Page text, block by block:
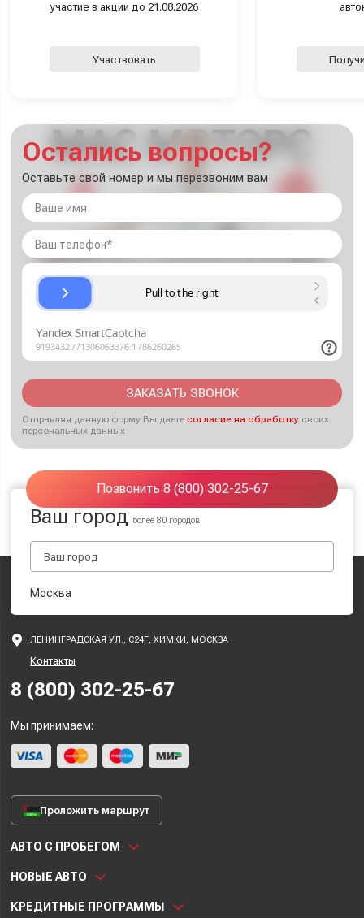
участие в акции до 21.08.2026
Участвовать
Остались вопросы?
Оставьте свой номер и мы перезвоним вам
ЗАКАЗАТЬ ЗВОНОК
Отправляя данную форму Вы даетесогласие на обработку своих
персональных данных
Позвонить 8 (800) 302-25-67
Ваш городболее 80 городов
Москва
ЛЕНИНГРАДСКАЯ УЛ., С24Г, ХИМКИ, МОСКВА
Контакты
8 (800) 302-25-67
Мы принимаем:
Проложить маршрут
АВТО С ПРОБЕГОМ
НОВЫЕ АВТО
КРЕДИТНЫЕ ПРОГРАММЫ